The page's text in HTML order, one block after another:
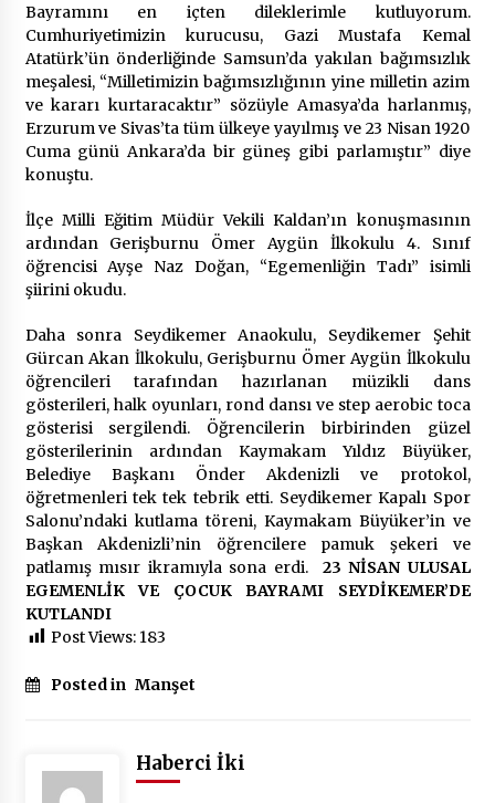
Bayramını en içten dileklerimle kutluyorum.
Cumhuriyetimizin kurucusu, Gazi Mustafa Kemal
Atatürk’ün önderliğinde Samsun’da yakılan bağımsızlık
meşalesi, “Milletimizin bağımsızlığının yine milletin azim
ve kararı kurtaracaktır” sözüyle Amasya’da harlanmış,
Erzurum ve Sivas’ta tüm ülkeye yayılmış ve 23 Nisan 1920
Cuma günü Ankara’da bir güneş gibi parlamıştır” diye
konuştu.
İlçe Milli Eğitim Müdür Vekili Kaldan’ın konuşmasının
ardından Gerişburnu Ömer Aygün İlkokulu 4. Sınıf
öğrencisi Ayşe Naz Doğan, “Egemenliğin Tadı” isimli
şiirini okudu.
Daha sonra Seydikemer Anaokulu, Seydikemer Şehit
Gürcan Akan İlkokulu, Gerişburnu Ömer Aygün İlkokulu
öğrencileri tarafından hazırlanan müzikli dans
gösterileri, halk oyunları, rond dansı ve step aerobic toca
gösterisi sergilendi. Öğrencilerin birbirinden güzel
gösterilerinin ardından Kaymakam Yıldız Büyüker,
Belediye Başkanı Önder Akdenizli ve protokol,
öğretmenleri tek tek tebrik etti. Seydikemer Kapalı Spor
Salonu’ndaki kutlama töreni, Kaymakam Büyüker’in ve
Başkan Akdenizli’nin öğrencilere pamuk şekeri ve
patlamış mısır ikramıyla sona erdi.
23 NİSAN ULUSAL
EGEMENLİK VE ÇOCUK BAYRAMI SEYDİKEMER’DE
KUTLANDI
Post Views: 183
Posted in Manşet
Haberci İki